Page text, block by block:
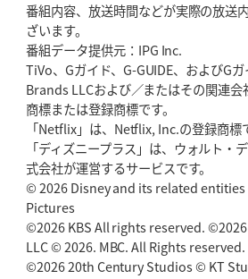
2026年5月21日(木)更新
狭山RG、ライチェル海遥スタッフ入り
ッション
2026年5月14日(木)更新
神戸、1位通過の立役者レタリック
「悲運の闘将」宮地克実氏死去 熱血指導で
2026年4月30日(木)更新
BR東京、「ユニバーサルデー」の意義「特
ゴール
番組内容、放送時間などが実際の放送
ざいます。
番組データ提供元：IPG Inc.
TiVo、Gガイド、G-GUIDE、およびG
Brands LLCおよび／またはその関連
商標または登録商標です。
「Netflix」は、Netflix, Inc.の登録商標
「ディズニープラス」は、ウォルト・
式会社が運営するサービスです。
© 2026 Disney and its related
Pictures
©2026 KBS All rights reserved. ©2026
LLC © 2026. MBC. All Rights reserved.
©2026 20th Century Studios © KT